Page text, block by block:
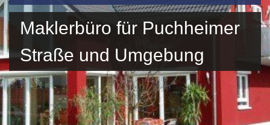
Maklerbüro für Puchheimer
Straße und Umgebung